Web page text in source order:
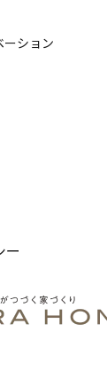
ーション
ー